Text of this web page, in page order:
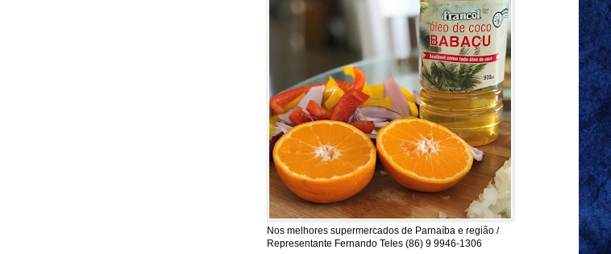
Nos melhores supermercados de Parnaíba e região /
Representante Fernando Teles (86) 9 9946-1306